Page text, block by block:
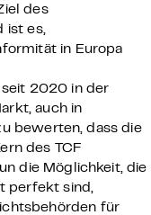
des
ist es,
in Europa
seit 2020 in der
auch in
bewerten, dass die
des TCF
die Möglichkeit, die
perfekt sind,
für